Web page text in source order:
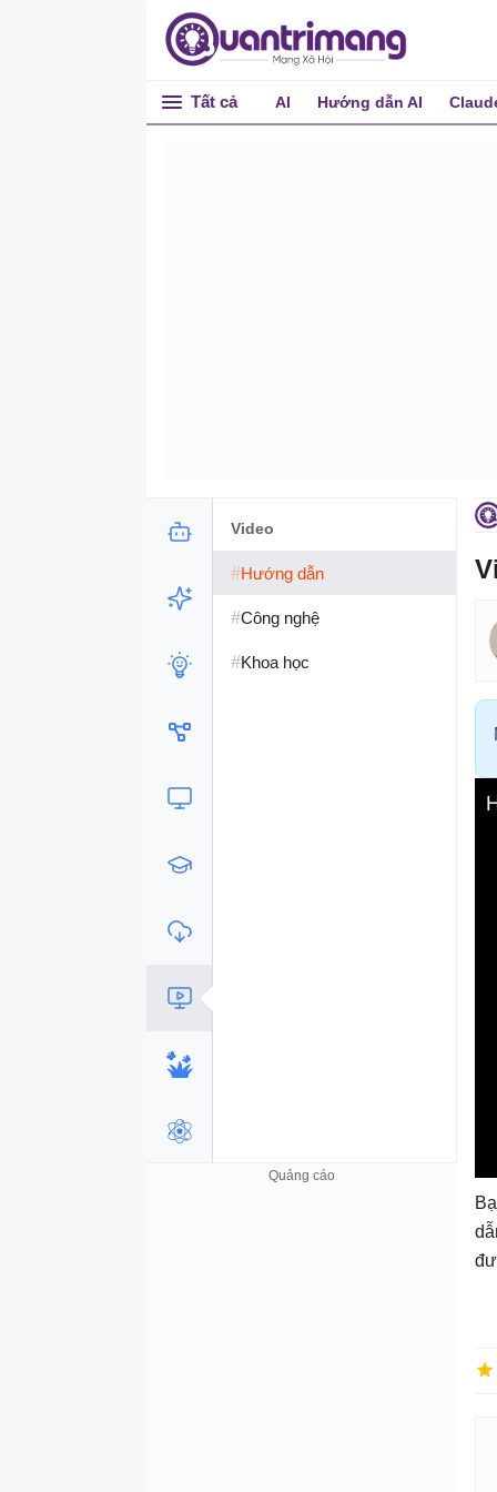
Tất cả AI Hướng dẫn AI
Video
#Hướng dẫn
#Công nghệ
#Khoa học